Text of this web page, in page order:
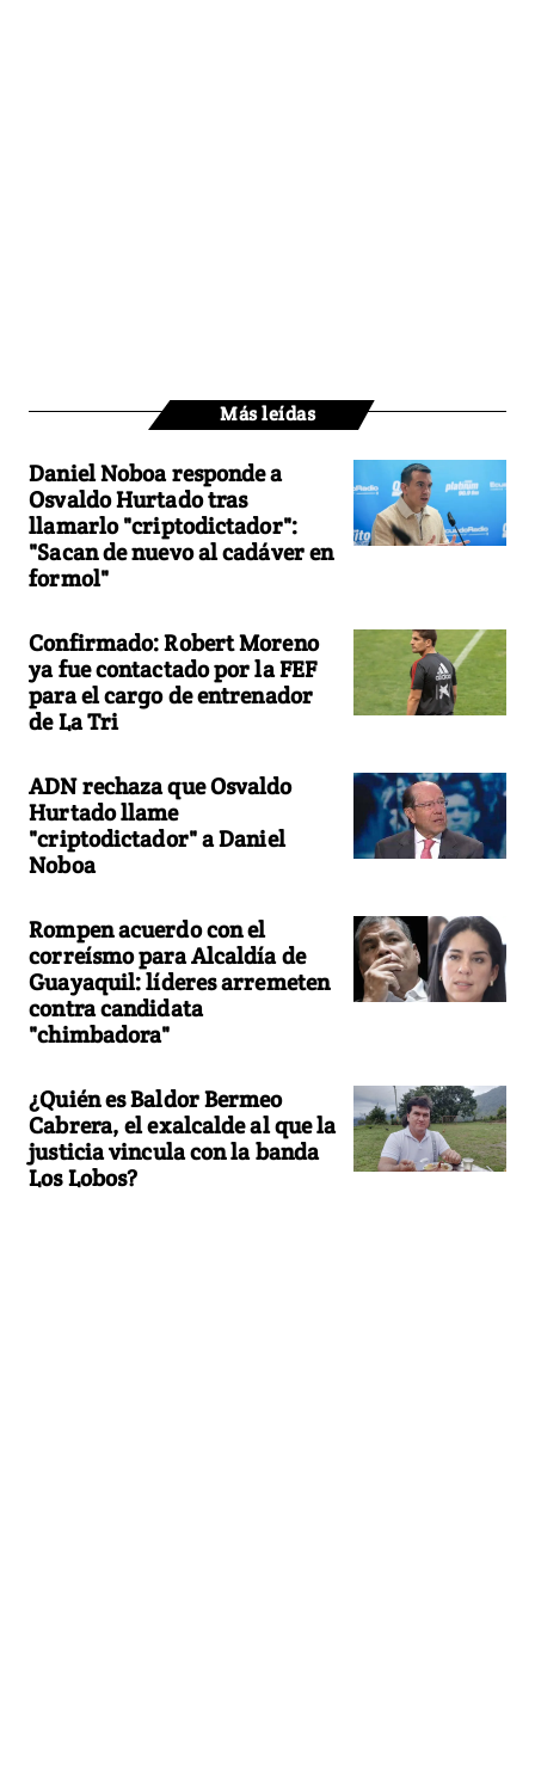
Más leídas
Daniel Noboa responde a
Osvaldo Hurtado tras
llamarlo "criptodictador":
"Sacan de nuevo al cadáver en
formol"
Confirmado: Robert Moreno
ya fue contactado por la FEF
para el cargo de entrenador
de La Tri
ADN rechaza que Osvaldo
Hurtado llame
"criptodictador" a Daniel
Noboa
Rompen acuerdo con el
correísmo para Alcaldía de
Guayaquil: líderes arremeten
contra candidata
"chimbadora"
¿Quién es Baldor Bermeo
Cabrera, el exalcalde al que la
justicia vincula con la banda
Los Lobos?